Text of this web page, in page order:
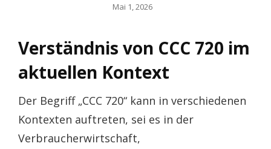
Posted
Mai 1, 2026
Verständnis von CCC 720 im
aktuellen Kontext
Der Begriff „CCC 720“ kann in verschiedenen
Kontexten auftreten, sei es in der
Verbraucherwirtschaft,